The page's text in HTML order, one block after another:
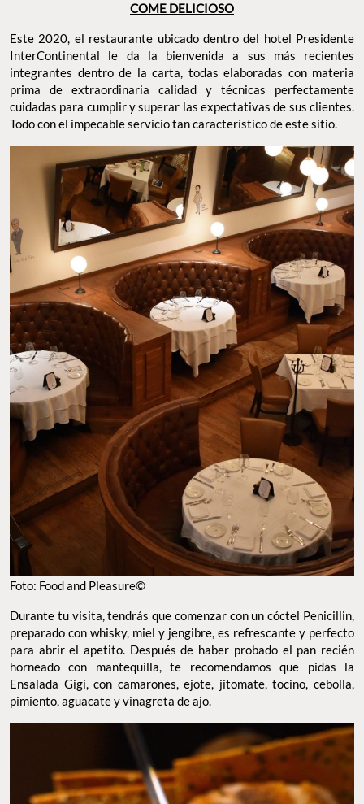
COME DELICIOSO
Este 2020, el restaurante ubicado dentro del hotel Presidente
InterContinental le da la bienvenida a sus más recientes
integrantes dentro de la carta, todas elaboradas con materia
prima de extraordinaria calidad y técnicas perfectamente
cuidadas para cumplir y superar las expectativas de sus clientes.
Todo con el impecable servicio tan característico de este sitio.
Foto: Food and Pleasure©
Durante tu visita, tendrás que comenzar con un cóctel Penicillin,
preparado con whisky, miel y jengibre, es refrescante y perfecto
para abrir el apetito. Después de haber probado el pan recién
horneado con mantequilla, te recomendamos que pidas la
Ensalada Gigi, con camarones, ejote, jitomate, tocino, cebolla,
pimiento, aguacate y vinagreta de ajo.